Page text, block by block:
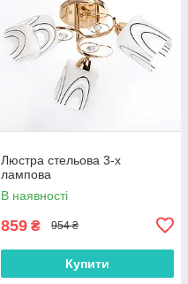
Люстра стельова 3-х
лампова
В наявності
859 ₴ 954 ₴
Купити